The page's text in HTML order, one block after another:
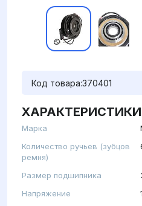
Код товара:370401
ХАРАКТЕРИСТИКИ
Марка
Количество ручьев (зубцов
ремня)
Размер подшипника
Напряжение